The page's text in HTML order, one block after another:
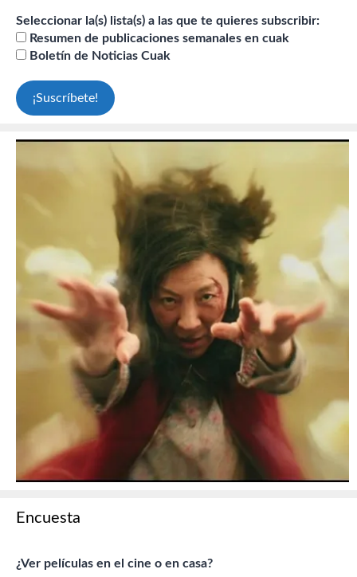
Seleccionar la(s) lista(s) a las que te quieres subscribir:
Resumen de publicaciones semanales en cuak
Boletín de Noticias Cuak
Encuesta
¿Ver películas en el cine o en casa?